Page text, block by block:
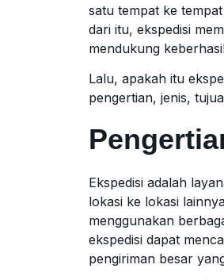
satu tempat ke
dari itu, ekspedisi
mendukung
Lalu, apakah itu
pengertian, jenis,
Ekspedisi adalah
lokasi ke lokasi
menggunakan
ekspedisi dapat
pengiriman besar